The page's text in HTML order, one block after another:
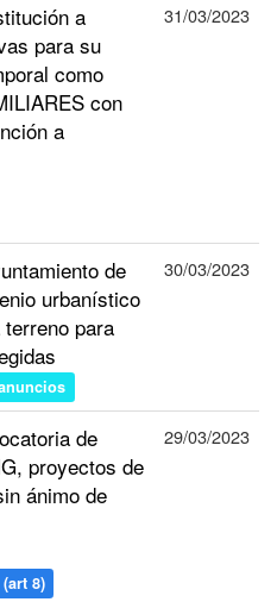
a
para su
como
con
a
31/03/2023
de
urbanístico
para
30/03/2023
de
proyectos de
ánimo de
8)
29/03/2023